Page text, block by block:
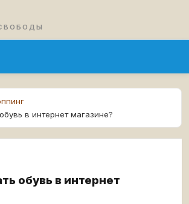
в интернет магазине?
обувь в интернет